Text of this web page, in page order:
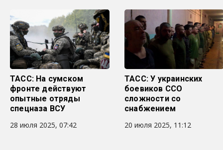
ТАСС: На сумском
фронте действуют
опытные отряды
спецназа ВСУ
28 июля 2025, 07:42
ТАСС: У украинских
боевиков ССО
сложности со
снабжением
20 июля 2025, 11:12